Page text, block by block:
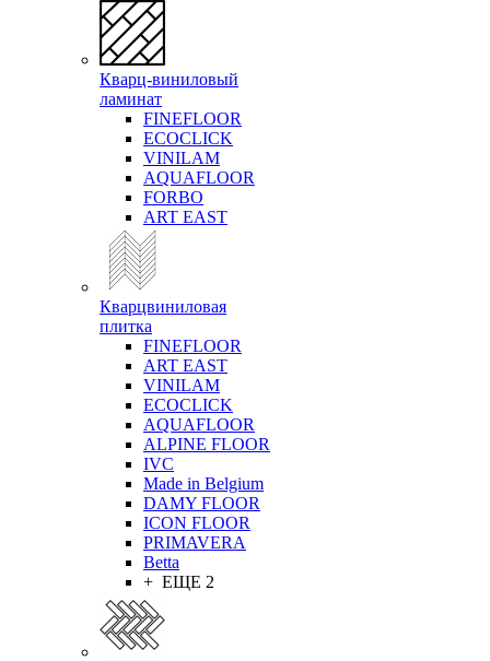
Кварц-виниловый
ламинат
FINEFLOOR
ECOCLICK
VINILAM
AQUAFLOOR
FORBO
ART EAST
Кварцвиниловая
плитка
FINEFLOOR
ART EAST
VINILAM
ECOCLICK
AQUAFLOOR
ALPINE FLOOR
IVC
Made in Belgium
DAMY FLOOR
ICON FLOOR
PRIMAVERA
Betta
+ ЕЩЕ 2